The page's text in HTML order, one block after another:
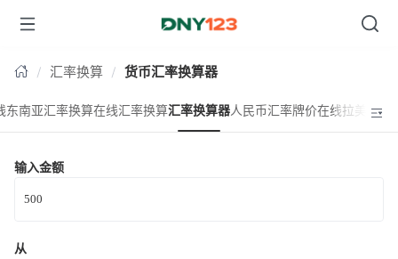
台湾
汇率换算 货币汇率换算器
东南亚汇率换算在线汇率换算汇率换算器人民币汇率牌价在线拉美汇率
输入金额
从